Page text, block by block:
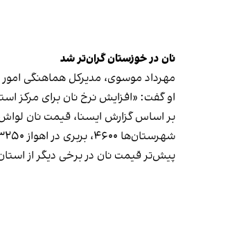
نان در خوزستان گران‌تر شد
مهرداد موسوی، مدیرکل هماهنگی
او گفت: «افزایش نرخ نان برای مرکز استان‌ ۵۲ درصد و برای شهرستان‌ها ۴۲ درصد بوده و این یک رویه کلی در سراسر
شهرستان‌ها ۴۶۰۰، بربری در اهواز ۳۲۵۰ و در شهرستان‌ها ۳۰۰۰ تومان اعلام شد.
پیش‌تر قیمت نان در برخی دیگر از